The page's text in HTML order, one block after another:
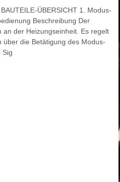
ÜBERSICHT 1. Modus-
Beschreibung Der
an der Heizungseinheit. Es regelt
die Betätigung des Modus-
Sig